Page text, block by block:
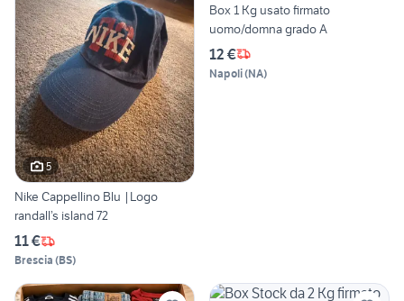
5
Nike Cappellino Blu |Logo
randall’s island 72
11 €
Brescia (BS)
Box 1 Kg usato firmato
uomo/domna grado A
12 €
Napoli(NA)